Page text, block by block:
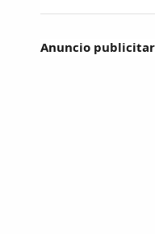
Anuncio